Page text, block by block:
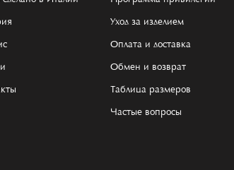
Уход за изделием
Оплата и доставка
Обмен и возврат
Таблица размеров
Частые вопросы